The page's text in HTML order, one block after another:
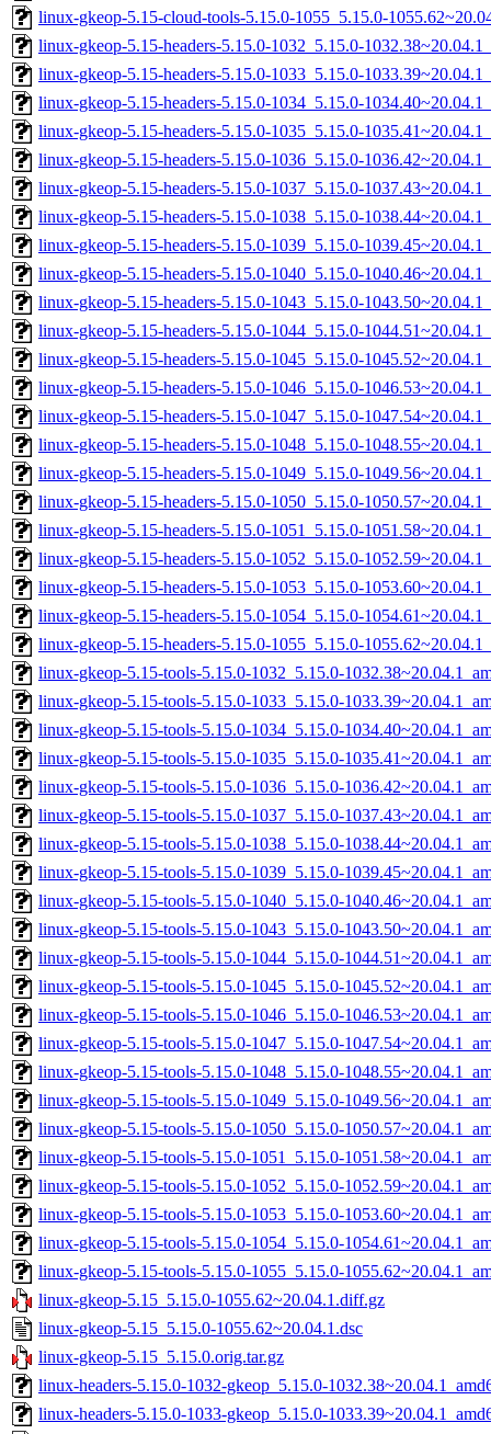
linux-gkeop-5.15-cloud-tools-5.15.0-1055_5.15.0-
linux-gkeop-5.15-headers-5.15.0-1032_5.15.0-
linux-gkeop-5.15-headers-5.15.0-1033_5.15.0-
linux-gkeop-5.15-headers-5.15.0-1034_5.15.0-
linux-gkeop-5.15-headers-5.15.0-1035_5.15.0-
linux-gkeop-5.15-headers-5.15.0-1036_5.15.0-
linux-gkeop-5.15-headers-5.15.0-1037_5.15.0-
linux-gkeop-5.15-headers-5.15.0-1038_5.15.0-
linux-gkeop-5.15-headers-5.15.0-1039_5.15.0-
linux-gkeop-5.15-headers-5.15.0-1040_5.15.0-
linux-gkeop-5.15-headers-5.15.0-1043_5.15.0-
linux-gkeop-5.15-headers-5.15.0-1044_5.15.0-
linux-gkeop-5.15-headers-5.15.0-1045_5.15.0-
linux-gkeop-5.15-headers-5.15.0-1046_5.15.0-
linux-gkeop-5.15-headers-5.15.0-1047_5.15.0-
linux-gkeop-5.15-headers-5.15.0-1048_5.15.0-
linux-gkeop-5.15-headers-5.15.0-1049_5.15.0-
linux-gkeop-5.15-headers-5.15.0-1050_5.15.0-
linux-gkeop-5.15-headers-5.15.0-1051_5.15.0-
linux-gkeop-5.15-headers-5.15.0-1052_5.15.0-
linux-gkeop-5.15-headers-5.15.0-1053_5.15.0-
linux-gkeop-5.15-headers-5.15.0-1054_5.15.0-
linux-gkeop-5.15-headers-5.15.0-1055_5.15.0-
linux-gkeop-5.15-tools-5.15.0-1032_5.15.0-
linux-gkeop-5.15-tools-5.15.0-1033_5.15.0-
linux-gkeop-5.15-tools-5.15.0-1034_5.15.0-
linux-gkeop-5.15-tools-5.15.0-1035_5.15.0-
linux-gkeop-5.15-tools-5.15.0-1036_5.15.0-
linux-gkeop-5.15-tools-5.15.0-1037_5.15.0-
linux-gkeop-5.15-tools-5.15.0-1038_5.15.0-
linux-gkeop-5.15-tools-5.15.0-1039_5.15.0-
linux-gkeop-5.15-tools-5.15.0-1040_5.15.0-
linux-gkeop-5.15-tools-5.15.0-1043_5.15.0-
linux-gkeop-5.15-tools-5.15.0-1044_5.15.0-
linux-gkeop-5.15-tools-5.15.0-1045_5.15.0-
linux-gkeop-5.15-tools-5.15.0-1046_5.15.0-
linux-gkeop-5.15-tools-5.15.0-1047_5.15.0-
linux-gkeop-5.15-tools-5.15.0-1048_5.15.0-
linux-gkeop-5.15-tools-5.15.0-1049_5.15.0-
linux-gkeop-5.15-tools-5.15.0-1050_5.15.0-
linux-gkeop-5.15-tools-5.15.0-1051_5.15.0-
linux-gkeop-5.15-tools-5.15.0-1052_5.15.0-
linux-gkeop-5.15-tools-5.15.0-1053_5.15.0-
linux-gkeop-5.15-tools-5.15.0-1054_5.15.0-
linux-gkeop-5.15-tools-5.15.0-1055_5.15.0-
linux-gkeop-5.15_5.15.0-1055.62~20.04.1.diff.gz
linux-gkeop-5.15_5.15.0-1055.62~20.04.1.dsc
linux-gkeop-5.15_5.15.0.orig.tar.gz
linux-headers-5.15.0-1032-gkeop_5.15.0-
linux-headers-5.15.0-1033-gkeop_5.15.0-